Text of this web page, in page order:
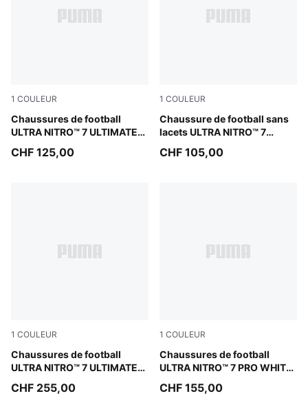
1 COULEUR
Chaussures de football
ULTRA NITRO™ 7 ULTIMATE
Ultra Red-PUMA Black-PUMA White
CHF 125,00
1 COULEUR
Chaussure de football sans
lacets ULTRA NITRO™ 7
Ultra Red-PUMA Black-
CHF 105,00
1 COULEUR
Chaussures de football
ULTRA NITRO™ 7 ULTIMATE
PUMA White-Yellow Alert-Heat Fire
CHF 255,00
1 COULEUR
Chaussures de football
ULTRA NITRO™ 7 PRO WHITE
PUMA White-Yellow Alert-
CHF 155,00